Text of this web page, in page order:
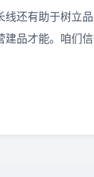
还有助于树立
品才能。咱们